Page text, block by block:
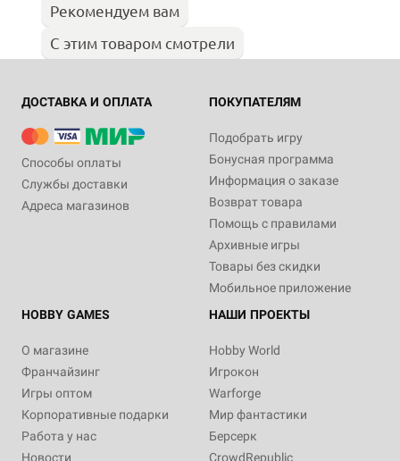
Рекомендуем вам
С этим товаром смотрели
ДОСТАВКА И ОПЛАТА
Способы оплаты
Службы доставки
Адреса магазинов
ПОКУПАТЕЛЯМ
Подобрать игру
Бонусная программа
Информация о заказе
Возврат товара
Помощь с правилами
Архивные игры
Товары без скидки
Мобильное приложение
HOBBY GAMES
О магазине
Франчайзинг
Игры оптом
Корпоративные подарки
Работа у нас
Новости
НАШИ ПРОЕКТЫ
Hobby World
Игрокон
Warforge
Мир фантастики
Берсерк
CrowdRepublic